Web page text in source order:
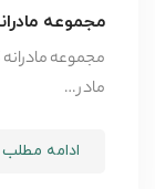
مجموعه
مجموعه
مادر …
ادامه مطلب